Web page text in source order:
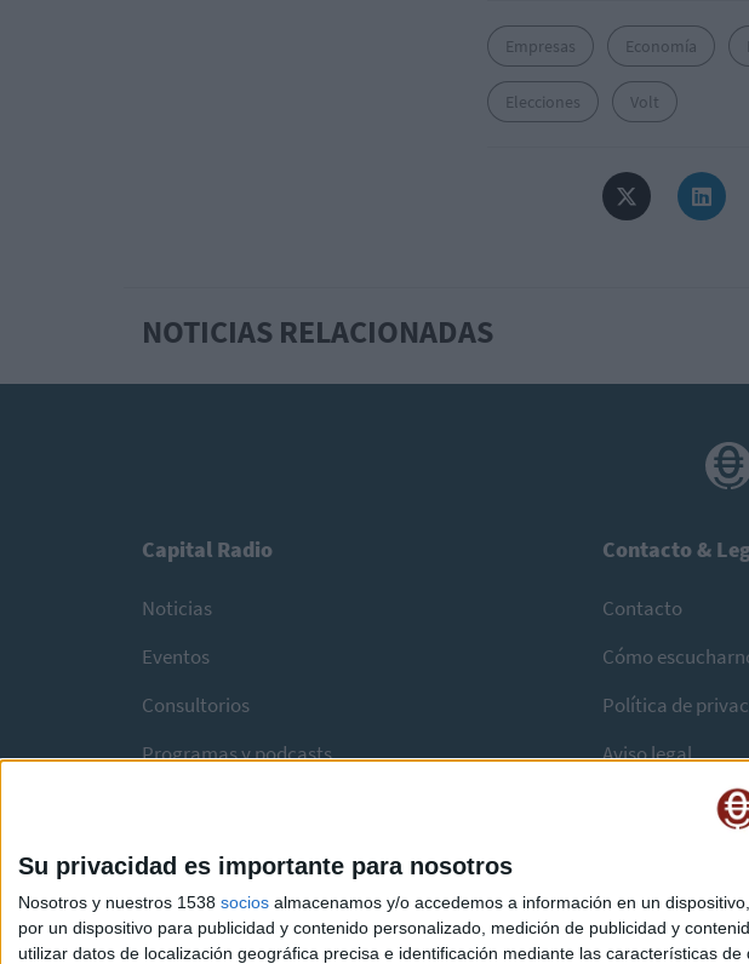
Su privacidad es importante para nosotros
Nosotros y nuestros 1538 socios almacenamos y/o accedemos a información en un
por un dispositivo para publicidad y contenido personalizado, medición de publicidad y
utilizar datos de localización geográfica precisa e identificación mediante las características
Empresas Economía
Elecciones Volt
NOTICIAS RELACIONADAS
Capital Radio
Noticias
Eventos
Consultorios
Programas y podcasts
Contacto &
Contacto
Cómo
Política de
Aviso legal